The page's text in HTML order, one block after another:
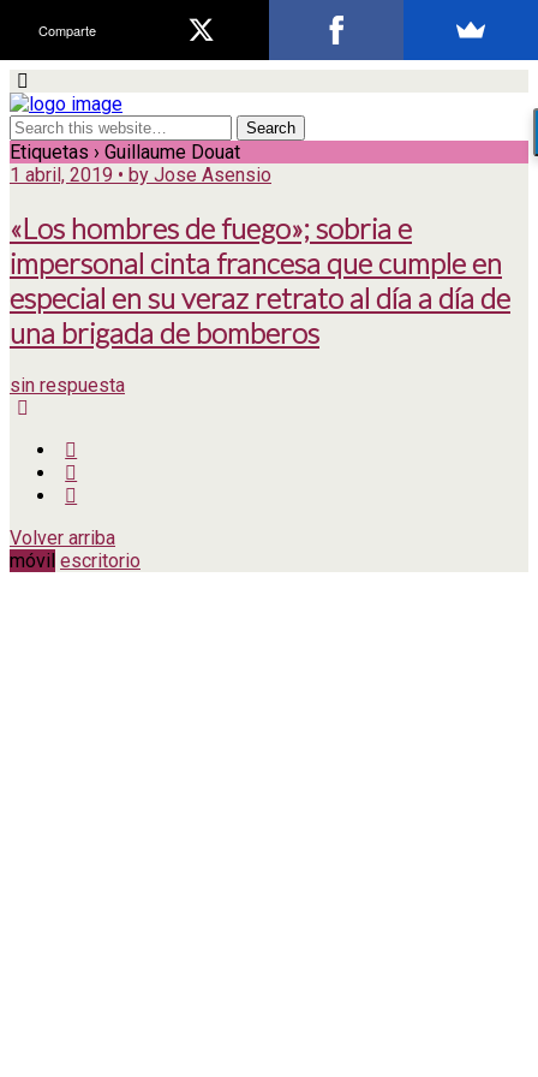
Etiquetas › Guillaume Douat
1 abril, 2019 • by Jose Asensio
«Los hombres de fuego»; sobria e
impersonal cinta francesa que cumple en
especial en su veraz retrato al día a día de
una brigada de bomberos
sin respuesta
Volver arriba
móvil escritorio
Comparte